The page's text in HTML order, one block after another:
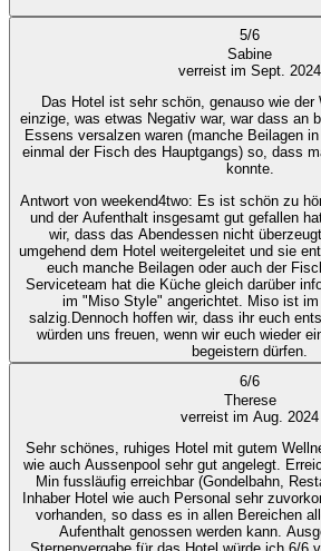
5/6
Sabine
verreist im Sept. 2024
Das Hotel ist sehr schön, genauso wie der
einzige, was etwas Negativ war, war dass an
Essens versalzen waren (manche Beilagen
einmal der Fisch des Hauptgangs) so, dass
konnte.
Antwort von weekend4two: Es ist schön zu
und der Aufenthalt insgesamt gut gefallen
wir, dass das Abendessen nicht
umgehend dem Hotel weitergeleitet und sie
euch manche Beilagen oder auch der
Serviceteam hat die Küche gleich darüber
im "Miso Style" angerichtet. Miso ist
salzig.Dennoch hoffen wir, dass ihr euch
würden uns freuen, wenn wir euch wieder
begeistern dürfen.
6/6
Therese
verreist im Aug. 2024
Sehr schönes, ruhiges Hotel mit gutem
wie auch Aussenpool sehr gut angelegt.
Min fussläufig erreichbar (Gondelbahn,
Inhaber Hotel wie auch Personal sehr
vorhanden, so dass es in allen Bereichen
Aufenthalt genossen werden kann. Ausgezeichnete Küche.